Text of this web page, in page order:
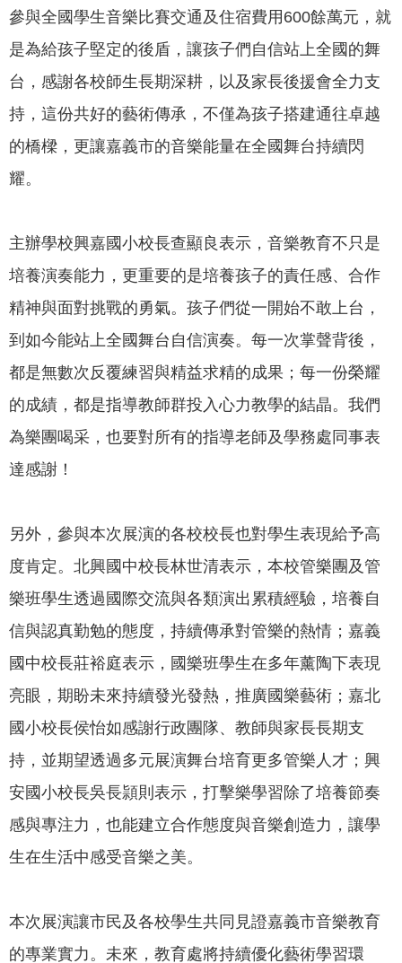
English
資
訊
安
全
策
私
權
政
策
資
料
開
放
宣
告
參與全國學生音樂比賽交通及住宿費用600餘萬元，就
是為給孩子堅定的後盾，讓孩子們自信站上全國的舞
台，感謝各校師生長期深耕，以及家長後援會全力支
持，這份共好的藝術傳承，不僅為孩子搭建通往卓越
的橋樑，更讓嘉義市的音樂能量在全國舞台持續閃
耀。
主辦學校興嘉國小校長查顯良表示，音樂教育不只是
培養演奏能力，更重要的是培養孩子的責任感、合作
精神與面對挑戰的勇氣。孩子們從一開始不敢上台，
到如今能站上全國舞台自信演奏。每一次掌聲背後，
都是無數次反覆練習與精益求精的成果；每一份榮耀
的成績，都是指導教師群投入心力教學的結晶。我們
為樂團喝采，也要對所有的指導老師及學務處同事表
達感謝！
另外，參與本次展演的各校校長也對學生表現給予高
度肯定。北興國中校長林世清表示，本校管樂團及管
樂班學生透過國際交流與各類演出累積經驗，培養自
信與認真勤勉的態度，持續傳承對管樂的熱情；嘉義
國中校長莊裕庭表示，國樂班學生在多年薰陶下表現
亮眼，期盼未來持續發光發熱，推廣國樂藝術；嘉北
國小校長侯怡如感謝行政團隊、教師與家長長期支
持，並期望透過多元展演舞台培育更多管樂人才；興
安國小校長吳長頴則表示，打擊樂學習除了培養節奏
感與專注力，也能建立合作態度與音樂創造力，讓學
生在生活中感受音樂之美。
本次展演讓市民及各校學生共同見證嘉義市音樂教育
的專業實力。未來，教育處將持續優化藝術學習環